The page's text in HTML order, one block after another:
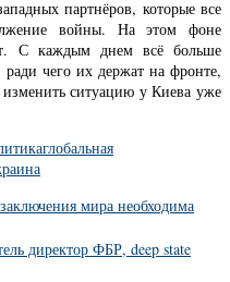
партнёров, которые все
войны. На этом фоне
С каждым днем всё больше
чего их держат на фронте,
ситуацию у Киева уже
глобальная
мира необходима
директор ФБР, deep state